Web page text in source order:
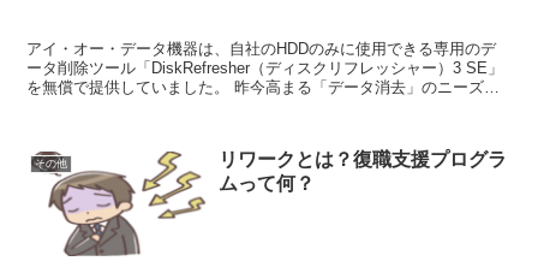
アイ・オー・データ機器は、自社のHDDのみに使用できる専用のデ
ータ削除ツール「DiskRefresher（ディスクリフレッシャー）3 SE」
を無償で提供していました。 昨今高まる「データ消去」のニーズに
その他
リワークとは？復職支援プログラ
ムって何？